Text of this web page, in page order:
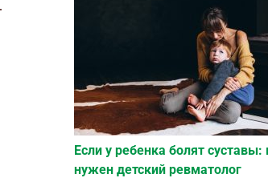
Если у ребенка болят суставы:
нужен детский ревматолог